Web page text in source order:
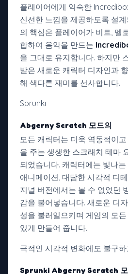
플레이어에게 익숙한
신선한 느낌을 제공하도록 설
의 핵심은 플레이어가 비트, 멜
합하여 음악을 만드는
을 그대로 유지합니다. 하지만
받은 새로운 캐릭터 디자인과
해 색다른 재미를 선사합니다.
Sprunki
Abgerny Scratch 모드의
모든 캐릭터는 더욱 역동적이
을 주는 생생한 스크래치 테마
되었습니다. 캐릭터에는 빛나
애니메이션, 대담한 시각적 디
지널 버전에서는 볼 수 없었던
감을 불어넣습니다. 새로운 디
성을 불러일으키며 게임의 모
있게 만들어 줍니다.
극적인 시각적 변화에도 불구하
Sprunki Abgerny Scratch